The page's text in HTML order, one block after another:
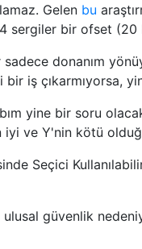
Gelen bu
bir ofset (20
donanım
bir iş çıkarmıyorsa,
yine bir soru
iyi ve Y'nin kötü
Seçici
güvenlik